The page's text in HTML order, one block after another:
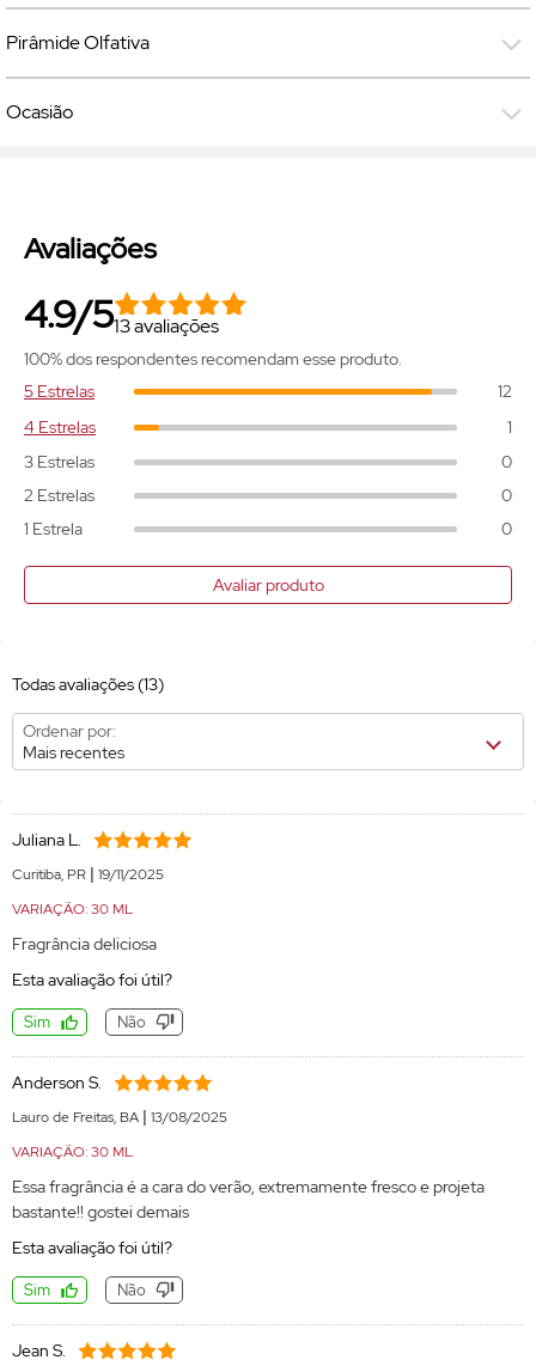
Pirâmide Olfativa
Ocasião
Avaliações
4.9/513 avaliações
100% dos respondentes recomendam esse produto.
5 Estrelas
12
4 Estrelas
1
3 Estrelas
0
2 Estrelas
0
1 Estrela
0
Avaliar produto
Todas avaliações (13)
Ordenar por:
Mais recentes
Juliana L.
Curitiba, PR | 19/11/2025
VARIAÇÃO: 30 ML
Fragrância deliciosa
Esta avaliação foi útil?
Sim Não
Anderson S.
Lauro de Freitas, BA | 13/08/2025
VARIAÇÃO: 30 ML
Essa fragrância é a cara do verão, extremamente fresco e projeta
bastante!! gostei demais
Esta avaliação foi útil?
Sim Não
Jean S.